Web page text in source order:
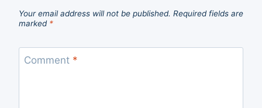
Your email address will not be published. Required fields are
marked *
Comment *